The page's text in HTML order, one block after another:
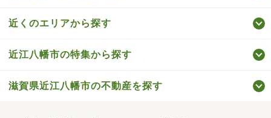
近くのエリアから探す
近江八幡市の特集から探す
滋賀県近江八幡市の不動産を探す